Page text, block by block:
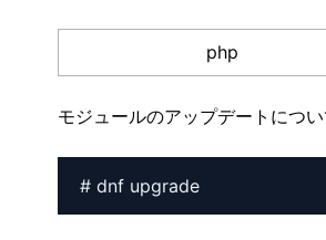
php
モジュールのアップデートにつ
# dnf upgrade